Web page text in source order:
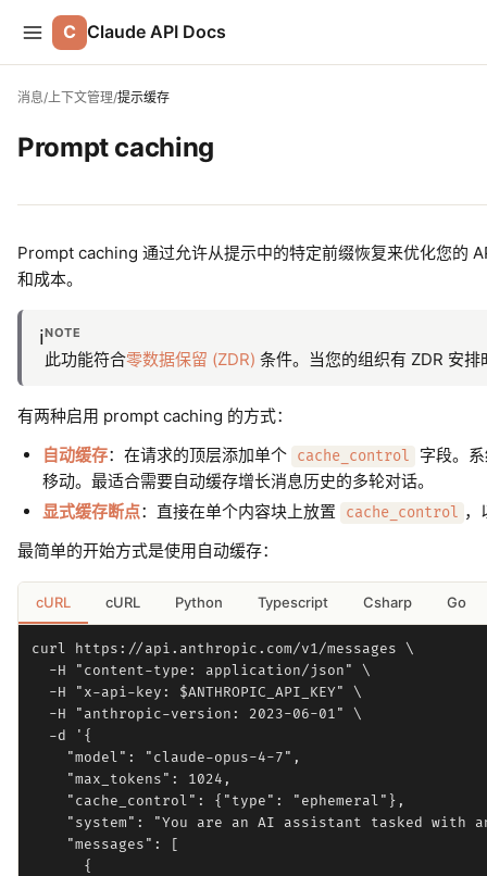
C Claude API Docs
消息/上下文管理/提示缓存
Prompt caching
Prompt caching 通过允许从提示中的特定前缀恢复来优化您的
和成本。
ℹ️NOTE
此功能符合零数据保留 (ZDR) 条件。当您的组织有 ZDR 安
有两种启用 prompt caching 的方式：
自动缓存：在请求的顶层添加单个 cache_control
字段。
移动。最适合需要自动缓存增长消息历史的多轮对话。
显式缓存断点：直接在单个内容块上放置 cache_control ，
最简单的开始方式是使用自动缓存：
cURL cURL Python Typescript Csharp Go
curl https://api.anthropic.com/v1/messages \
  -H "content-type: application/json" \
  -H "x-api-key: $ANTHROPIC_API_KEY" \
  -H "anthropic-version: 2023-06-01" \
  -d '{
    "model": "claude-opus-4-7",
    "max_tokens": 1024,
    "cache_control": {"type": "ephemeral"},
"system": "You are an AI assistant tasked with
    "messages": [
      {